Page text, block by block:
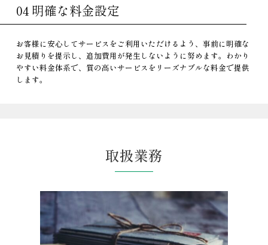
04 明確な料金設定
お客様に安心してサービスをご利用いただけるよう、事前に明確な
お見積りを提示し、追加費用が発生しないように努めます。わかり
やすい料金体系で、質の高いサービスをリーズナブルな料金で提供
します。
取扱業務